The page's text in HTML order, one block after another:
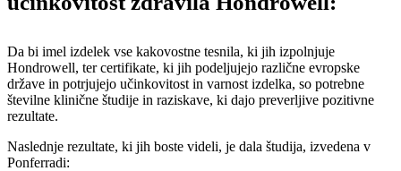
Da bi imel izdelek vse kakovostne tesnila, ki jih izpolnjuje
Hondrowell, ter certifikate, ki jih podeljujejo različne evropske
države in potrjujejo učinkovitost in varnost izdelka, so potrebne
številne klinične študije in raziskave, ki dajo preverljive pozitivne
rezultate.
Naslednje rezultate, ki jih boste videli, je dala študija, izvedena v
Ponferradi: